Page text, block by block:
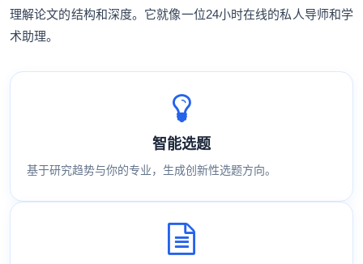
理解论文的结构和深度。它就像一位24小时在线的私人导师和学
术助理。
智能选题
基于研究趋势与你的专业，生成创新性选题方向。